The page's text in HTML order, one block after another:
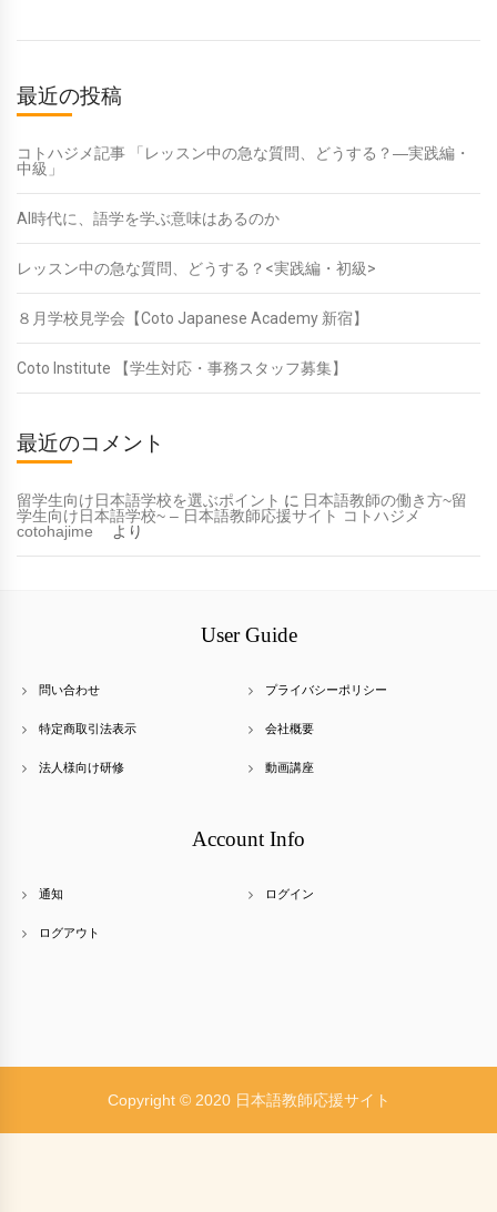
最近の投稿
コトハジメ記事 「レッスン中の急な質問、どうする？―実践編・
中級」
AI時代に、語学を学ぶ意味はあるのか
レッスン中の急な質問、どうする？<実践編・初級>
８月学校見学会【Coto Japanese Academy 新宿】
Coto Institute 【学生対応・事務スタッフ募集】
最近のコメント
留学生向け日本語学校を選ぶポイント に 日本語教師の働き方~留
学生向け日本語学校~ – 日本語教師応援サイト コトハジメ
cotohajime
より
User Guide
問い合わせ プライバシーポリシー
特定商取引法表示 会社概要
法人様向け研修 動画講座
Account Info
通知 ログイン
ログアウト
Copyright © 2020 日本語教師応援サイト